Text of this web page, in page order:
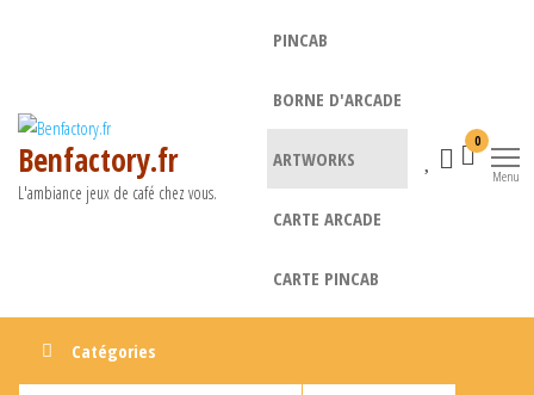
Benfactory.fr
L'ambiance jeux de café chez vous.
PINCAB
BORNE D'ARCADE
ARTWORKS
CARTE ARCADE
CARTE PINCAB
0
Menu
Catégories